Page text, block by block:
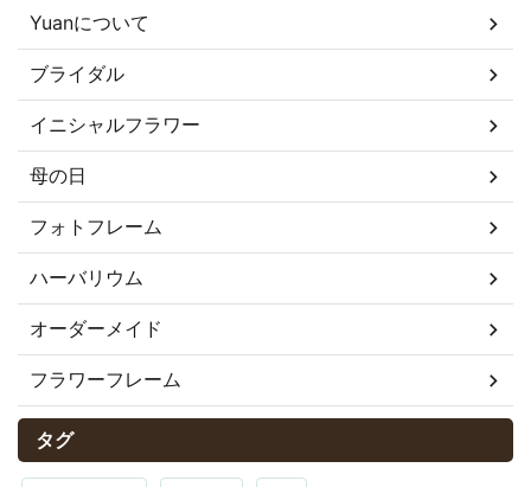
Yuanについて
ブライダル
イニシャルフラワー
母の日
フォトフレーム
ハーバリウム
オーダーメイド
フラワーフレーム
タグ